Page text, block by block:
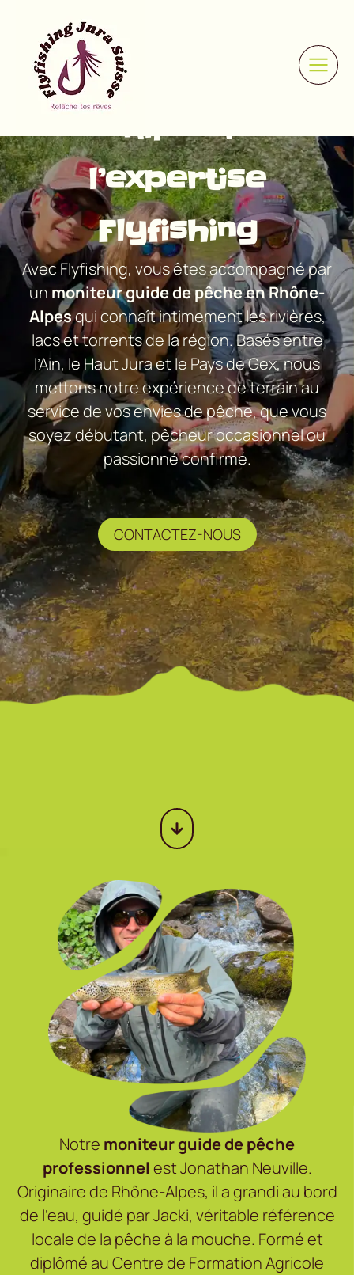
Moniteur guide de
pêche en Rhône-
Alpes :
l’expertise
Flyfishing
Avec Flyfishing, vous êtes accompagné par
un moniteur guide de pêche en Rhône-
Alpesqui connaît intimement les rivières,
lacs et torrents de la région. Basés entre
l’Ain, le Haut Jura et le Pays de Gex, nous
mettons notre expérience de terrain au
service de vos envies de pêche, que vous
soyez débutant, pêcheur occasionnel ou
passionné confirmé.
CONTACTEZ-NOUS
Notre moniteur guide de pêche
professionnel est Jonathan Neuville.
Originaire de Rhône-Alpes, il a grandi au bord
de l’eau, guidé par Jacki, véritable référence
locale de la pêche à la mouche. Formé et
diplômé au Centre de Formation Agricole